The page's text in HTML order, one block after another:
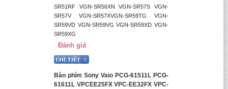
SR51RF VGN-SR56XN VGN-SR57S VGN-
SR57V VGN-SR57XVGN-SR59TG VGN-
SR59VD VGN-SR59VG VGN-SR59XD VGN-
SR59XG
Đánh giá
Bàn phím Sony Vaio PCG-61511L PCG-
61611L VPCEE25FX VPC-EE32FX VPC-